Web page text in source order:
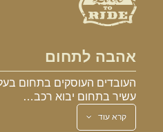
אהבה לתחום
העובדים העוסקים בתחום
עשיר בתחום יבוא רכב…
קרא עוד